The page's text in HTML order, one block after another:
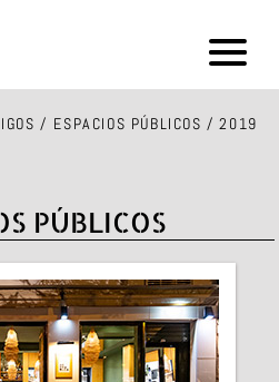
/ ESPACIOS PÚBLICOS / 2019
PÚBLICOS